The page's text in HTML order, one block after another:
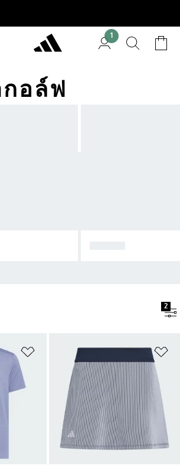
1
กอล์ฟ
2
เพิ่มไปยังรายการสินค้าโปรด